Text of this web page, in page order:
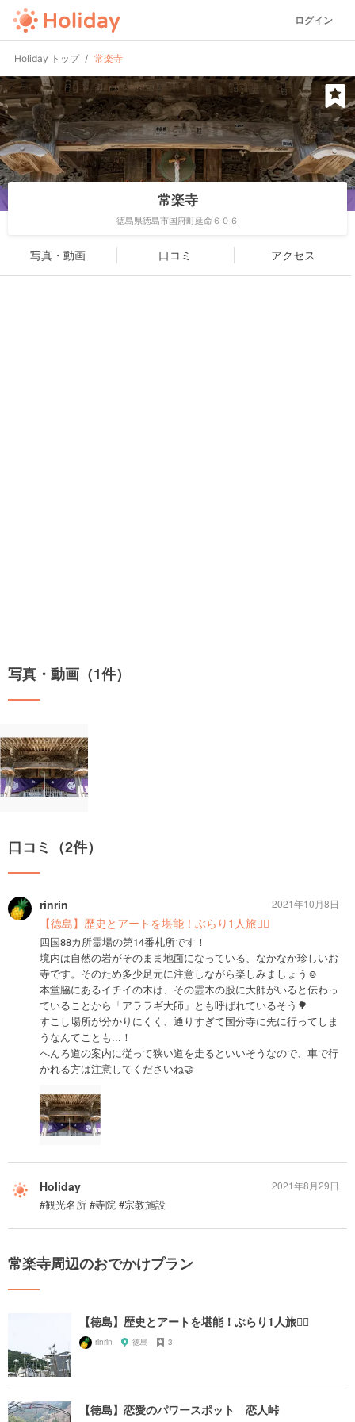
ログイン
Holiday トップ 常楽寺
常楽寺
徳島県徳島市国府町延命６０６
写真・動画 口コミ アクセス
写真・動画（1件）
口コミ（2件）
rinrin
【徳島】歴史とアートを堪能！ぶらり1人旅🚶‍♀️
四国88カ所霊場の第14番札所です！
境内は自然の岩がそのまま地面になっている、なかなか珍しいお
寺です。そのため多少足元に注意しながら楽しみましょう☺️
本堂脇にあるイチイの木は、その霊木の股に大師がいると伝わっ
ていることから「アララギ大師」とも呼ばれているそう🌳
すこし場所が分かりにくく、通りすぎて国分寺に先に行ってしま
うなんてことも...！
へんろ道の案内に従って狭い道を走るといいそうなので、車で行
かれる方は注意してくださいね🤝
2021年10月8日
Holiday
#観光名所 #寺院 #宗教施設
2021年8月29日
常楽寺周辺のおでかけプラン
【徳島】歴史とアートを堪能！ぶらり1人旅🚶‍♀️
rinrin 徳島 3
【徳島】恋愛のパワースポット 恋人峠